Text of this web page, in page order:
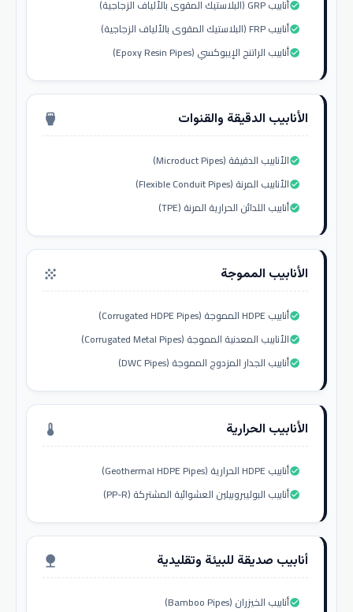
أنابيب GRP (البلاستيك المقوى بالألياف الزجاجية)check_circle
أنابيب FRP (البلاستيك المقوى بالألياف الزجاجية)check_circle
أنابيب الراتنج الإيبوكسي (Epoxy Resin Pipes)check_circle
الأنابيب الدقيقة والقنوات settings_input_hdmi
الأنابيب الدقيقة (Microduct Pipes)check_circle
الأنابيب المرنة (Flexible Conduit Pipes)check_circle
أنابيب اللدائن الحرارية المرنة (TPE)check_circle
الأنابيب المموجة grain
أنابيب HDPE المموجة (Corrugated HDPE Pipes)check_circle
الأنابيب المعدنية المموجة (Corrugated Metal Pipes)check_circle
أنابيب الجدار المزدوج المموجة (DWC Pipes)check_circle
الأنابيب الحرارية thermostat
أنابيب HDPE الحرارية (Geothermal HDPE Pipes)check_circle
أنابيب البوليبروبيلين العشوائية المشتركة (PP-R)check_circle
أنابيب صديقة للبيئة وتقليدية nature
أنابيب الخيزران (Bamboo Pipes)check_circle